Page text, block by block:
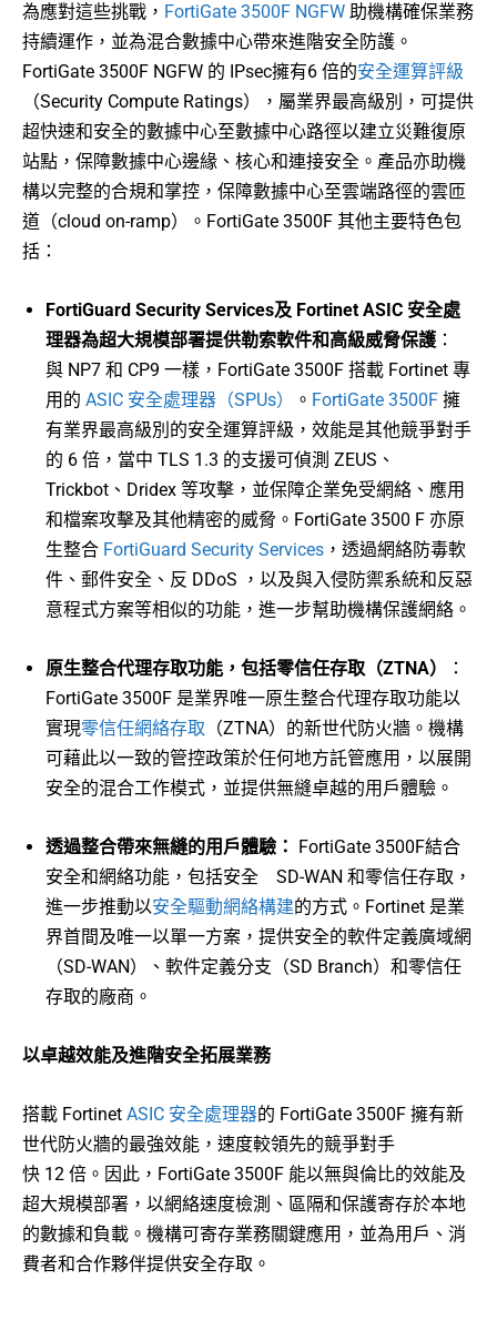
為應對這些挑戰， FortiGate 3500F NGFW 助機構確保業務
持續運作，並為混合數據中心帶來進階安全防護。
FortiGate 3500F NGFW 的 IPsec擁有6 倍的安全運算評級
（Security Compute Ratings），屬業界最高級別，可提供
超快速和安全的數據中心至數據中心路徑以建立災難復原
站點，保障數據中心邊緣、核心和連接安全。產品亦助機
構以完整的合規和掌控，保障數據中心至雲端路徑的雲匝
道（cloud on-ramp）。FortiGate 3500F 其他主要特色包
括：
FortiGuard Security Services及 Fortinet ASIC 安全處
理器為超大規模部署提供勒索軟件和高級威脅保護 ：
與 NP7 和 CP9 一樣，FortiGate 3500F 搭載 Fortinet 專
用的 ASIC 安全處理器（SPUs） 。 FortiGate 3500F 擁
有業界最高級別的安全運算評級，效能是其他競爭對手
的 6 倍，當中 TLS 1.3 的支援可偵測 ZEUS、
Trickbot、Dridex 等攻擊，並保障企業免受網絡、應用
和檔案攻擊及其他精密的威脅。FortiGate 3500 F 亦原
生整合 FortiGuard Security Services ，透過網絡防毒軟
件、郵件安全、反 DDoS ，以及與入侵防禦系統和反惡
意程式方案等相似的功能，進一步幫助機構保護網絡。
原生整合代理存取功能，包括零信任存取（ZTNA）
：
FortiGate 3500F 是業界唯一原生整合代理存取功能以
實現零信任網絡存取 （ZTNA）的新世代防火牆。機構
可藉此以一致的管控政策於任何地方託管應用，以展開
安全的混合工作模式，並提供無縫卓越的用戶體驗。
透過整合帶來無縫的用戶體驗：
FortiGate 3500F結合
安全和網絡功能，包括安全 SD-WAN 和零信任存取，
進一步推動以安全驅動網絡構建的方式。Fortinet 是業
界首間及唯一以單一方案，提供安全的軟件定義廣域網
（SD-WAN）、軟件定義分支（SD Branch）和零信任
存取的廠商。
以卓越效能及進階安全拓展業務
搭載 Fortinet ASIC 安全處理器的 FortiGate 3500F 擁有新
世代防火牆的最強效能，速度較領先的競爭對手
快 12 倍。因此，FortiGate 3500F 能以無與倫比的效能及
超大規模部署，以網絡速度檢測、區隔和保護寄存於本地
的數據和負載。機構可寄存業務關鍵應用，並為用戶、消
費者和合作夥伴提供安全存取。